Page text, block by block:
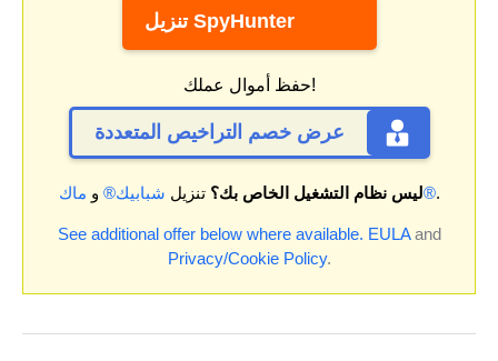
تنزيل SpyHunter
حفظ أموال عملك!
عرض خصم التراخيص المتعددة
ليس نظام التشغيل الخاص بك؟ تنزيل شبابيك® و ماك®.
See additional offer below where available. EULAand
Privacy/Cookie Policy.